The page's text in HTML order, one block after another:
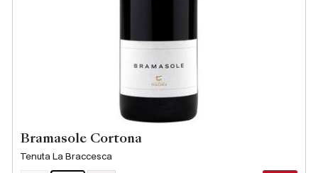
Bramasole Cortona
Tenuta La Braccesca